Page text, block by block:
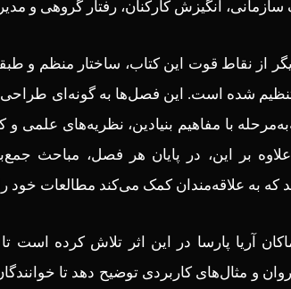
سازمانی، انگیزش کارکنان، رفتار گروهی و
از نقاط قوت این کتاب، ساختار منظم و
شده است. این فصل‌ها به گونه‌ای طراحی
با مفاهیم بنیادین، نظریه‌های علمی و
بر این، در پایان هر فصل، مباحث
که به علاقه‌مندان کمک می‌کند مطالعات خود
آریا پارسا در این اثر تلاش کرده است تا
و مثال‌های کاربردی توضیح دهد تا